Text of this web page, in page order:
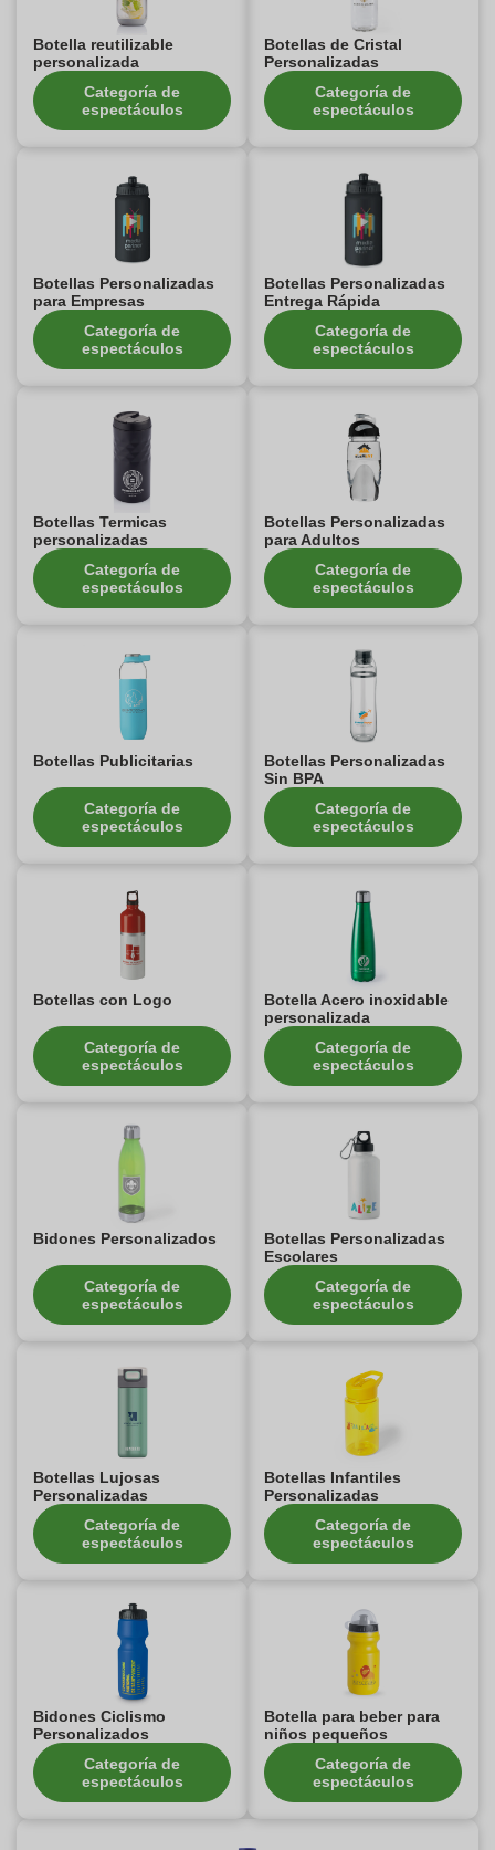
Botella reutilizable
personalizada
Categoría de
espectáculos
Botellas de Cristal
Personalizadas
Categoría de
espectáculos
Botellas Personalizadas
para Empresas
Categoría de
espectáculos
Botellas Personalizadas
Entrega Rápida
Categoría de
espectáculos
Botellas Termicas
personalizadas
Categoría de
espectáculos
Botellas Personalizadas
para Adultos
Categoría de
espectáculos
Botellas Publicitarias
Categoría de
espectáculos
Botellas Personalizadas
Sin BPA
Categoría de
espectáculos
Botellas con Logo
Categoría de
espectáculos
Botella Acero inoxidable
personalizada
Categoría de
espectáculos
Bidones Personalizados
Categoría de
espectáculos
Botellas Personalizadas
Escolares
Categoría de
espectáculos
Botellas Lujosas
Personalizadas
Categoría de
espectáculos
Botellas Infantiles
Personalizadas
Categoría de
espectáculos
Bidones Ciclismo
Personalizados
Categoría de
espectáculos
Botella para beber para
niños pequeños
Categoría de
espectáculos